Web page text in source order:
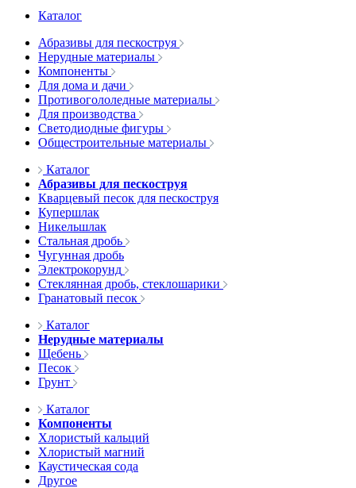
Каталог
Абразивы для пескоструя
Нерудные материалы
Компоненты
Для дома и дачи
Противогололедные материалы
Для производства
Светодиодные фигуры
Общестроительные материалы
Каталог
Абразивы для пескоструя
Кварцевый песок для пескоструя
Купершлак
Никельшлак
Стальная дробь
Чугунная дробь
Электрокорунд
Стеклянная дробь, стеклошарики
Гранатовый песок
Каталог
Нерудные материалы
Щебень
Песок
Грунт
Каталог
Компоненты
Хлористый кальций
Хлористый магний
Каустическая сода
Другое